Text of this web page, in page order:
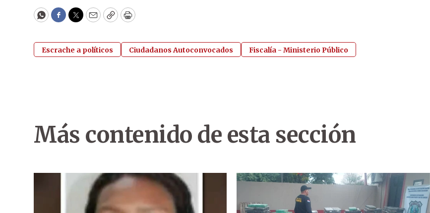
WhatsApp
Facebook
Twitter
EmailCopyPrint
Escrache a políticos Ciudadanos Autoconvocados Fiscalía - Ministerio Público
Más contenido de esta sección